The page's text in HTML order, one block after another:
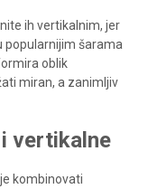
ih vertikalnim, jer
popularnijim šarama
oblik
miran, a zanimljiv
vertikalne
kombinovati